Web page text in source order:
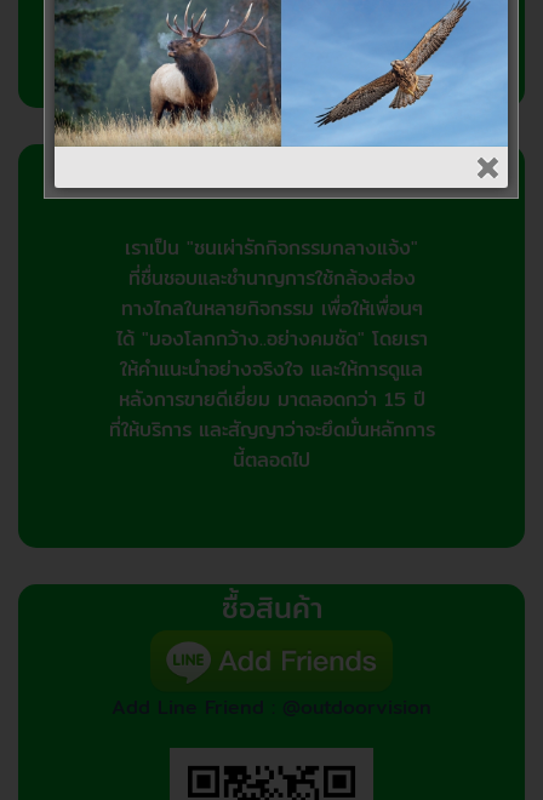
เราเป็น "ชนเผ่ารักกิจกรรมกลางแจ้ง"
ที่ชื่นชอบและชำนาญการใช้กล้องส่อง
ทางไกลในหลายกิจกรรม เพื่อให้เพื่อนๆ
ได้ "มองโลกกว้าง..อย่างคมชัด" โดยเรา
ให้คำแนะนำอย่างจริงใจ และให้การดูแล
หลังการขายดีเยี่ยม มาตลอดกว่า 15 ปี
ที่ให้บริการ และสัญญาว่าจะยึดมั่นหลักการ
นี้ตลอดไป
ซื้อสินค้า
Add Line Friend : @outdoorvision